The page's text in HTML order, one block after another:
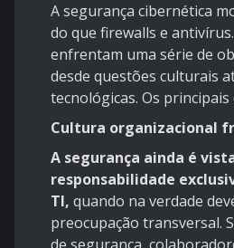
A segurança cibernética
do que firewalls e
enfrentam uma série de
desde questões culturais
tecnológicas. Os principais
Cultura organizacional
A segurança ainda é
responsabilidade
TI, quando na verdade
preocupação transversal.